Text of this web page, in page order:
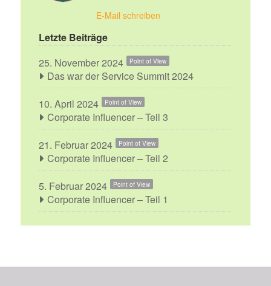
E-Mail schreiben
Letzte Beiträge
25. November 2024
Point of View
Das war der Service Summit 2024
10. April 2024
Point of View
Corporate Influencer – Teil 3
21. Februar 2024
Point of View
Corporate Influencer – Teil 2
5. Februar 2024
Point of View
Corporate Influencer – Teil 1